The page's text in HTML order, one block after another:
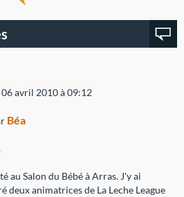
avril 2010 à 09:12
Béa
au Salon du Bébé à Arras. J'y ai
deux animatrices de La Leche League